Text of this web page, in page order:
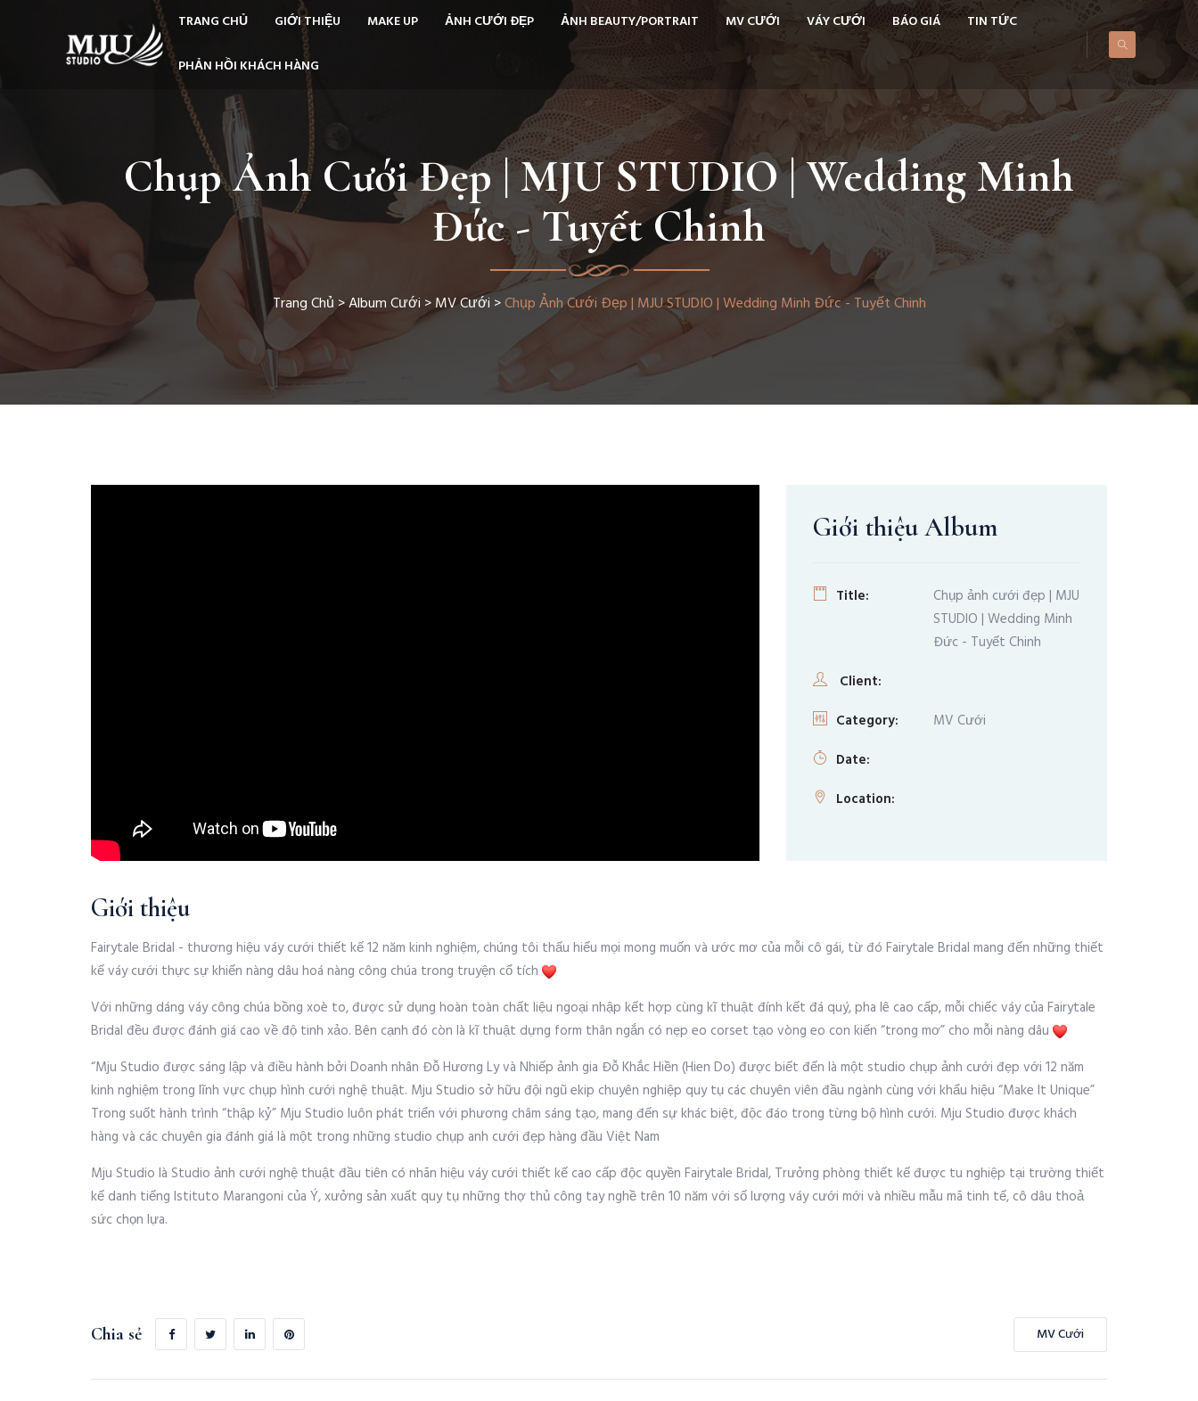
TRANG CHỦ GIỚI THIỆU MAKE UP ẢNH CƯỚI ĐẸP ẢNH BEAUTY/PORTRAIT MV CƯỚI VÁY CƯỚI BÁO GIÁ TIN TỨC
PHẢN HỒI KHÁCH HÀNG
Chụp Ảnh Cưới Đẹp | MJU STUDIO | Wedding Minh
Đức - Tuyết Chinh
Trang Chủ>Album Cưới > MV Cưới >Chụp Ảnh Cưới Đẹp | MJU STUDIO | Wedding Minh Đức - Tuyết Chinh
Giới thiệu Album
Title:
Chụp ảnh cưới đẹp | MJU
STUDIO | Wedding Minh
Đức - Tuyết Chinh
Client:
Category:
MV Cưới
Date:
Location:
Giới thiệu
Fairytale Bridal - thương hiệu váy cưới thiết kế 12 năm kinh nghiệm, chúng tôi thấu hiểu mọi mong muốn và ước mơ của mỗi cô gái, từ đó Fairytale Bridal mang đến những thiết
kế váy cưới thực sự khiến nàng dâu hoá nàng công chúa trong truyện cổ tích
Với những dáng váy công chúa bồng xoè to, được sử dụng hoàn toàn chất liệu ngoại nhập kết hợp cùng kĩ thuật đính kết đá quý, pha lê cao cấp, mỗi chiếc váy của Fairytale
Bridal đều được đánh giá cao về độ tinh xảo. Bên cạnh đó còn là kĩ thuật dựng form thân ngắn có nẹp eo corset tạo vòng eo con kiến “trong mơ” cho mỗi nàng dâu
“Mju Studio được sáng lập và điều hành bởi Doanh nhân Đỗ Hương Ly và Nhiếp ảnh gia Đỗ Khắc Hiền (Hien Do) được biết đến là một studio chụp ảnh cưới đẹp với 12 năm
kinh nghiệm trong lĩnh vực chụp hình cưới nghệ thuật. Mju Studio sở hữu đội ngũ ekip chuyên nghiệp quy tụ các chuyên viên đầu ngành cùng với khẩu hiệu “Make It Unique”
Trong suốt hành trình “thập kỷ” Mju Studio luôn phát triển với phương châm sáng tạo, mang đến sự khác biệt, độc đáo trong từng bộ hình cưới. Mju Studio được khách
hàng và các chuyên gia đánh giá là một trong những studio chụp anh cưới đẹp hàng đầu Việt Nam
Mju Studio là Studio ảnh cưới nghệ thuật đầu tiên có nhãn hiệu váy cưới thiết kế cao cấp độc quyền Fairytale Bridal, Trưởng phòng thiết kế được tu nghiệp tại trường thiết
kế danh tiếng Istituto Marangoni của Ý, xưởng sản xuất quy tụ những thợ thủ công tay nghề trên 10 năm với số lượng váy cưới mới và nhiều mẫu mã tinh tế, cô dâu thoả
sức chọn lựa.
Chia sẻ MV Cưới